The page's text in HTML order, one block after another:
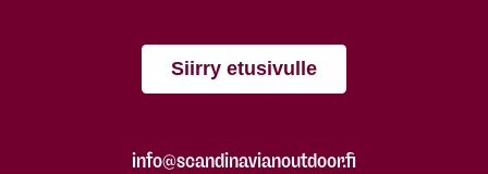
Siirry etusivulle
info@scandinavianoutdoor.fi